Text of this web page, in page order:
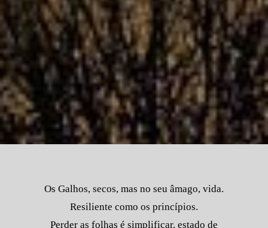
Os Galhos, secos, mas no seu âmago, vida.
Resiliente como os princípios.
Perder as folhas é simplificar, estado de